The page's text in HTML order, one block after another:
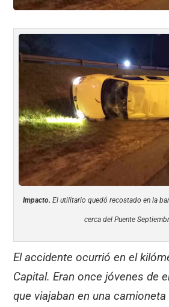
Impacto. El utilitario quedó recostado en la
cerca del Puente
El accidente ocurrió en el
Capital. Eran once jóvenes de
que viajaban en una